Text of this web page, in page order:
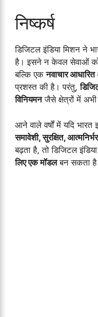
निष्कर्ष
डिजिटल इंडिया मिशन ने
है। इसने न केवल सेवाओं को
बल्कि एकनवाचार आधारित
प्रशस्त की है। परंतु,
विनियमनजैसे क्षेत्रों में
आने वाले वर्षों में यदि
समावेशी, सुरक्षित,
बढ़ता है, तो डिजिटल
लिए एक मॉडलबन सकता